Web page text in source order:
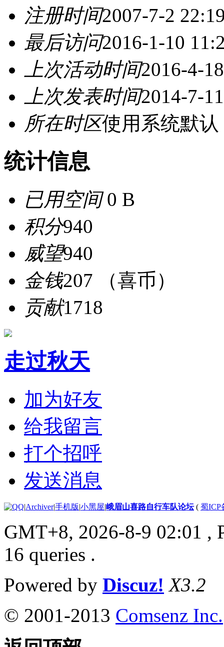
注册时间2007-7-2
最后访问2016-1-10
上次活动时间2016-4-
上次发表时间2014-7-
所在时区使用系统默认
统计信息
已用空间0 B
积分940
威望940
金钱207 （喜币）
贡献1718
走过秋天
加为好友
给我留言
打个招呼
发送消息
|Archiver|手机版|小黑屋|峨眉山喜路自行车队论坛( 蜀ICP
GMT+8, 2026-8-9 02:01 ,
16 queries .
Powered by Discuz! X3.2
© 2001-2013 Comsenz Inc.